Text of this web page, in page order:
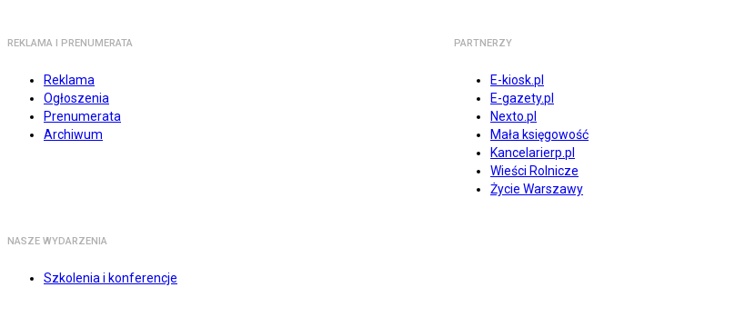
REKLAMA I PRENUMERATA
Reklama
Ogłoszenia
Prenumerata
Archiwum
PARTNERZY
E-kiosk.pl
E-gazety.pl
Nexto.pl
Mała księgowość
Kancelarierp.pl
Wieści Rolnicze
Życie Warszawy
NASZE WYDARZENIA
Szkolenia i konferencje